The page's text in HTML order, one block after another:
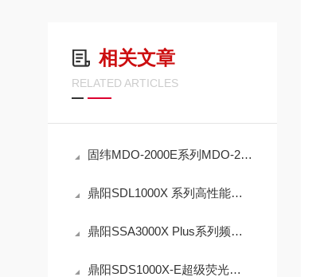
相关文章
RELATED ARTICLES
固纬MDO-2000E系列MDO-2102EG-2104EG，MDO-2202EG，-VPO波形显示技术
鼎阳SDL1000X 系列高性能可编程电子负载 SDL1030 50步自动编程测试
鼎阳SSA3000X Plus系列频谱分析仪 3075X Plus/3032X Plus/3021X 性能优异
鼎阳SDS1000X-E超级荧光示波器 SDS1204X-E/1202X-E/1104X-E 深存储，快刷新